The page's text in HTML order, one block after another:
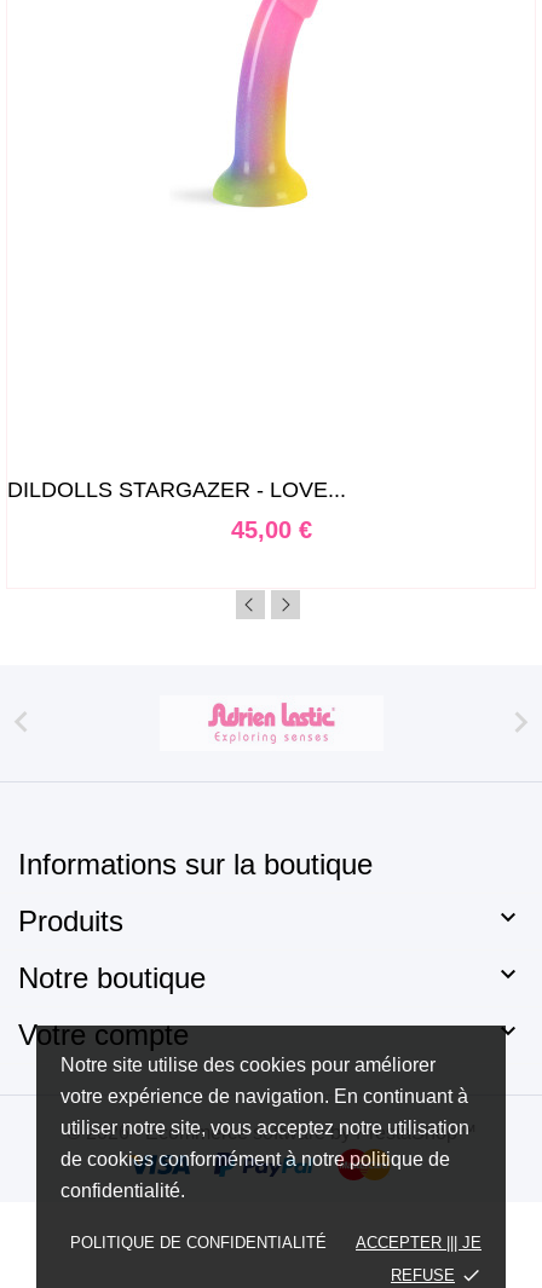
Notre site utilise des cookies pour améliorer
votre expérience de navigation. En continuant à
utiliser notre site, vous acceptez notre utilisation
de cookies conformément à notre politique de
confidentialité.
POLITIQUE DE CONFIDENTIALITÉ
ACCEPTER ||| JE
REFUSE done
DILDOLLS STARGAZER - LOVE...
Prix
45,00 €
 
Informations sur la boutique
Produits

Notre boutique 
Votre compte 
© 2026 - Ecommerce software by PrestaShop™